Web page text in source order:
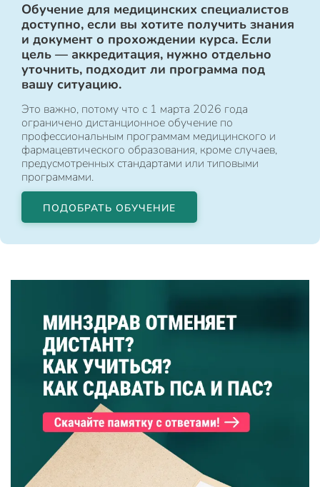
Обучение для медицинских специалистов
доступно, если вы хотите получить знания
и документ о прохождении курса. Если
цель — аккредитация, нужно отдельно
уточнить, подходит ли программа под
вашу ситуацию.
Это важно, потому что с 1 марта 2026 года
ограничено дистанционное обучение по
профессиональным программам медицинского и
фармацевтического образования, кроме случаев,
предусмотренных стандартами или типовыми
программами.
ПОДОБРАТЬ ОБУЧЕНИЕ